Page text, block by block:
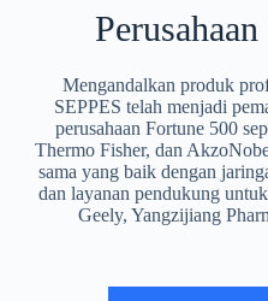
Mengandalkan produk
SEPPES telah menjadi
perusahaan Fortune 500
Thermo Fisher, dan
sama yang baik dengan
dan layanan pendukung
Geely, Yangzijiang